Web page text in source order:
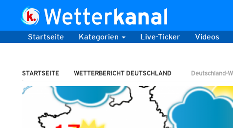
Startseite Kategorien Live-Ticker Videos
STARTSEITE WETTERBERICHT DEUTSCHLAND Deutschland-